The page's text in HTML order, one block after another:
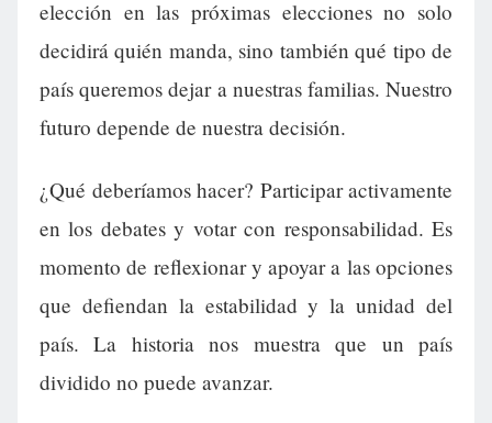
elección en las próximas elecciones no solo
decidirá quién manda, sino también qué tipo de
país queremos dejar a nuestras familias. Nuestro
futuro depende de nuestra decisión.
¿Qué deberíamos hacer? Participar activamente
en los debates y votar con responsabilidad. Es
momento de reflexionar y apoyar a las opciones
que defiendan la estabilidad y la unidad del
país. La historia nos muestra que un país
dividido no puede avanzar.